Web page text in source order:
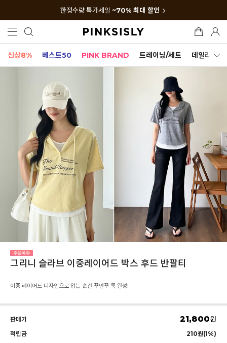
한정수량 특가세일 ~70% 최대 할인
신상8% 베스트50 PINK BRAND 트레이닝/세트 데일리세트
그리니 슬라브 이중레이어드 박스 후드 반팔티
이중 레이어드 디자인으로 입는 순간 꾸안꾸 룩 완성!
판매가 21,800원
적립금
210원(1%)